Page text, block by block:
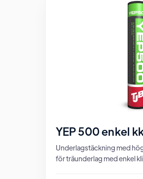
YEP 500 enkel
Underlagstäckning med
för träunderlag med enkel